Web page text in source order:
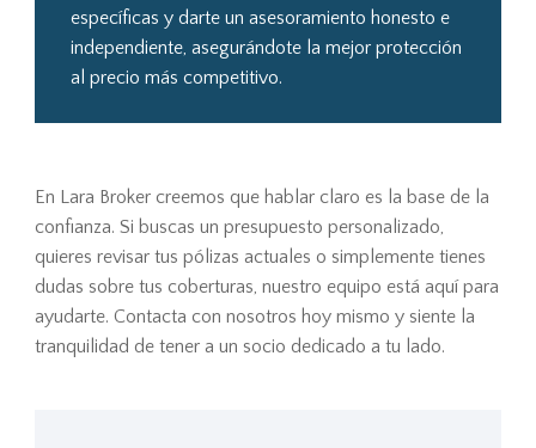
específicas y darte un asesoramiento honesto e
independiente, asegurándote la mejor protección
al precio más competitivo.
En Lara Broker creemos que hablar claro es la base de la
confianza. Si buscas un presupuesto personalizado,
quieres revisar tus pólizas actuales o simplemente tienes
dudas sobre tus coberturas, nuestro equipo está aquí para
ayudarte. Contacta con nosotros hoy mismo y siente la
tranquilidad de tener a un socio dedicado a tu lado.